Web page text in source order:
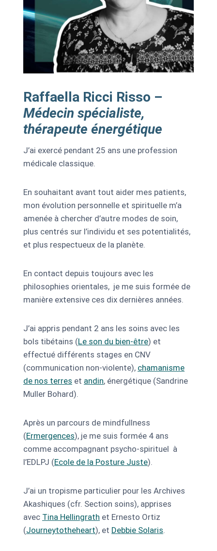
Raffaella Ricci Risso –
Médecin spécialiste,
thérapeute énergétique
J’ai exercé pendant 25 ans une profession
médicale classique.
En souhaitant avant tout aider mes patients,
mon évolution personnelle et spirituelle m’a
amenée à chercher d’autre modes de soin,
plus centrés sur l’individu et ses potentialités,
et plus respectueux de la planète.
En contact depuis toujours avec les
philosophies orientales, je me suis formée de
manière extensive ces dix dernières années.
J’ai appris pendant 2 ans les soins avec les
bols tibétains (Le son du bien-être) et
effectué différents stages en CNV
(communication non-violente), chamanisme
de nos terres et andin, énergétique (Sandrine
Muller Bohard).
Après un parcours de mindfullness
(Ermergences), je me suis formée 4 ans
comme accompagnant psycho-spirituel à
l’EDLPJ (Ecole de la Posture Juste).
J’ai un tropisme particulier pour les Archives
Akashiques (cfr. Section soins), apprises
avec Tina Hellingrath et Ernesto Ortiz
(Journeytotheheart), et Debbie Solaris.